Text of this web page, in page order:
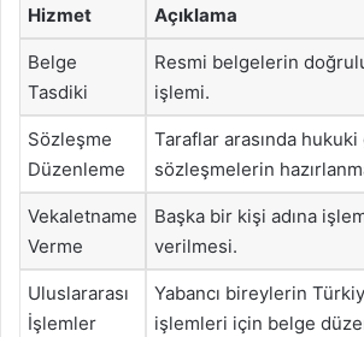
Hizmet Açıklama
Belge
Tasdiki
Resmi belgelerin
işlemi.
Sözleşme
Düzenleme
Taraflar arasında
sözleşmelerin
Vekaletname
Verme
Başka bir kişi adına
verilmesi.
Uluslararası
İşlemler
Yabancı bireylerin
işlemleri için belge